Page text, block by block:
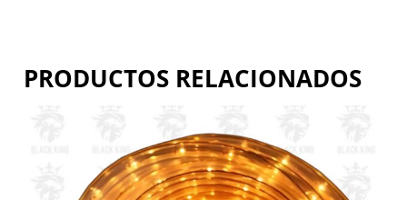
PRODUCTOS RELACIONADOS